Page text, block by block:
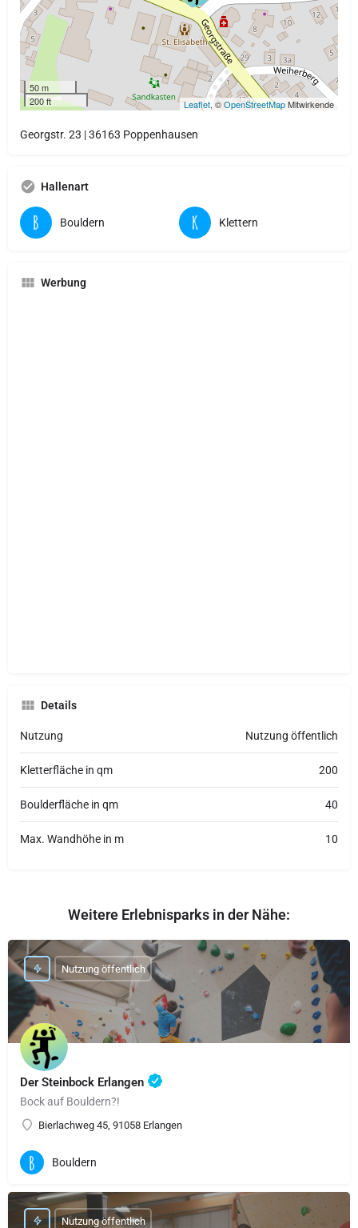
50 m
200 ft
Leaflet, ©OpenStreetMapMitwirkende
Georgstr. 23 | 36163 Poppenhausen
Hallenart
Bouldern Klettern
Werbung
Details
Nutzung Nutzung öffentlich
Kletterfläche in qm 200
Boulderfläche in qm 40
Max. Wandhöhe in m 10
Weitere Erlebnisparks in der Nähe:
Der Steinbock Erlangen
Bock auf Bouldern?!
Bierlachweg 45, 91058 Erlangen
Nutzung öffentlich
Bouldern
Nutzung öffentlich